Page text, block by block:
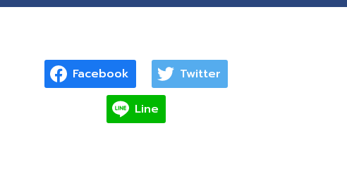
Facebook Twitter
Line